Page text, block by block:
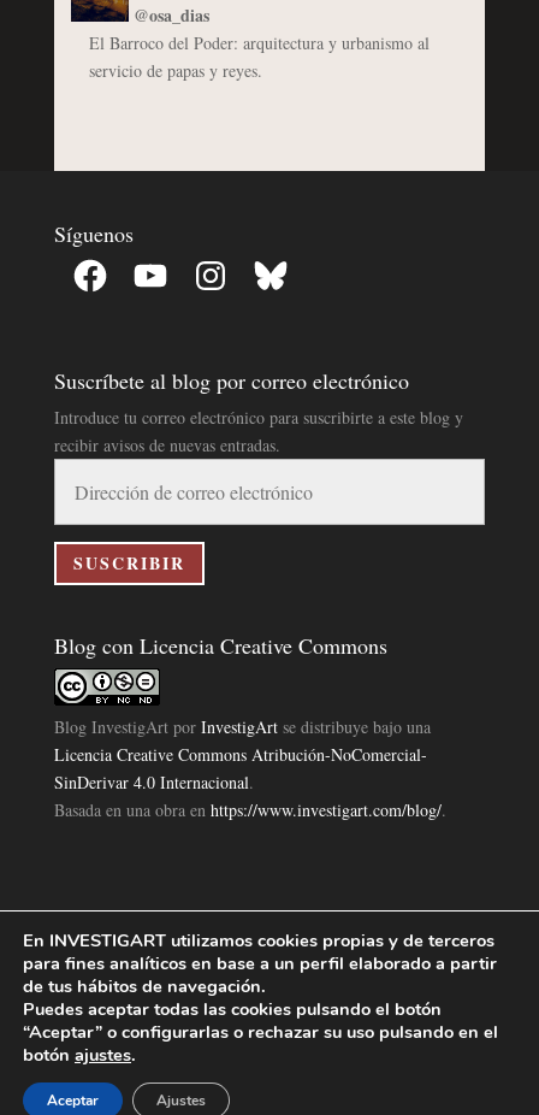
@osa_dias
El Barroco del Poder: arquitectura y urbanismo al
servicio de papas y reyes.
Síguenos
Facebook YouTube InstagramBluesky
Suscríbete al blog por correo electrónico
Introduce tu correo electrónico para suscribirte a este blog y
recibir avisos de nuevas entradas.
correo
electrónico
SUSCRIBIR
Blog con Licencia Creative Commons
Blog InvestigArtpor InvestigArtse distribuye bajo una
Licencia Creative Commons Atribución-NoComercial-
SinDerivar 4.0 Internacional.
Basada en una obra en https://www.investigart.com/blog/.
Política de Privacidad|Aviso Legal|Política de Cookies|
Investigart Copyright © 2019. |
En INVESTIGART utilizamos cookies propias y de terceros
para fines analíticos en base a un perfil elaborado a partir
de tus hábitos de navegación.
Puedes aceptar todas las cookies pulsando el botón
“Aceptar” o configurarlas o rechazar su uso pulsando en el
botón ajustes.
Aceptar Ajustes